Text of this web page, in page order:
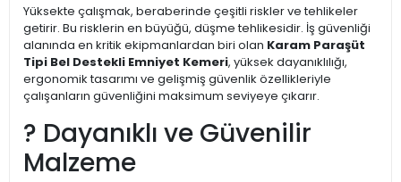
Yüksekte çalışmak, beraberinde çeşitli riskler ve tehlikeler
getirir. Bu risklerin en büyüğü, düşme tehlikesidir. İş güvenliği
alanında en kritik ekipmanlardan biri olan Karam Paraşüt
Tipi Bel Destekli Emniyet Kemeri, yüksek dayanıklılığı,
ergonomik tasarımı ve gelişmiş güvenlik özellikleriyle
çalışanların güvenliğini maksimum seviyeye çıkarır.
? Dayanıklı ve Güvenilir
Malzeme